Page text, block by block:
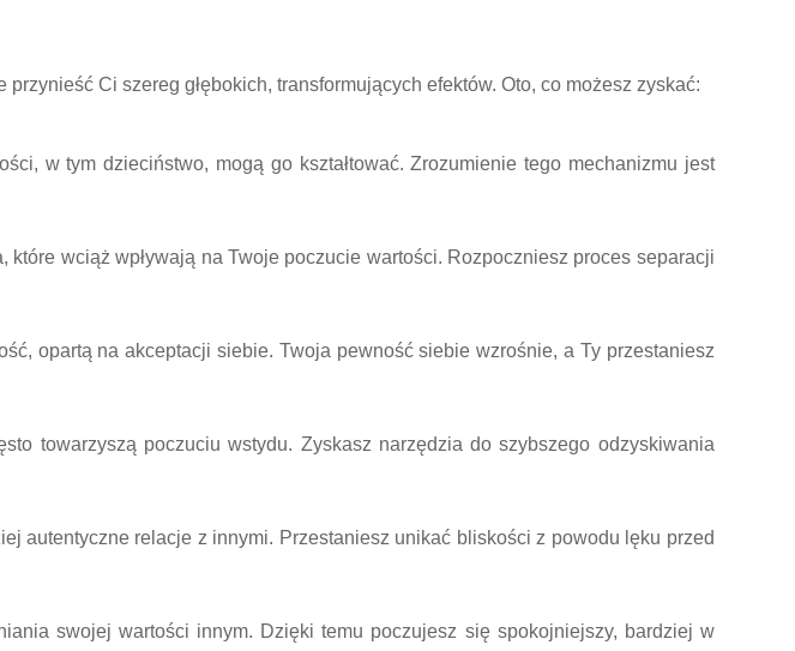
przynieść Ci szereg głębokich, transformujących efektów. Oto, co możesz zyskać:
w tym dzieciństwo, mogą go kształtować. Zrozumienie tego mechanizmu jest
wciąż wpływają na Twoje poczucie wartości. Rozpoczniesz proces separacji
opartą na akceptacji siebie. Twoja pewność siebie wzrośnie, a Ty przestaniesz
towarzyszą poczuciu wstydu. Zyskasz narzędzia do szybszego odzyskiwania
autentyczne relacje z innymi. Przestaniesz unikać bliskości z powodu lęku przed
swojej wartości innym. Dzięki temu poczujesz się spokojniejszy, bardziej w